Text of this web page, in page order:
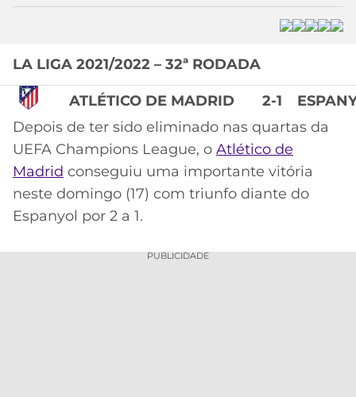
DE
BET365
CÓDIGO
BETANO
APPS
SÃO
PAULO
SANTOS
FLAMENGO
LIBERTADORES
COPA
DO
BRASIL
PREMIER
PALPITES
LA LIGA 2021/2022 – 32ª RODADA
ATLÉTICO DE MADRID 2-1
Depois de ter sido eliminado nas quartas da
UEFA Champions League, o Atlético de
Madrid conseguiu uma importante vitória
neste domingo (17) com triunfo diante do
Espanyol por 2 a 1.
PUBLICIDADE